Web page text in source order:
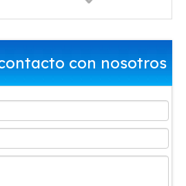
con nosotros